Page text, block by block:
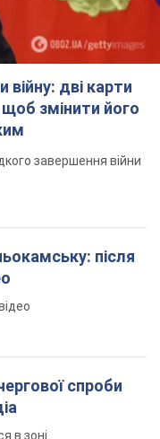
війну: дві карти
змінити його
завершення війни
після
спроби
в зоні